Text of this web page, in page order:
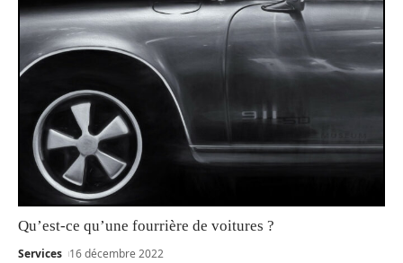
Qu’est-ce qu’une fourrière de voitures ?
Services 16 décembre 2022